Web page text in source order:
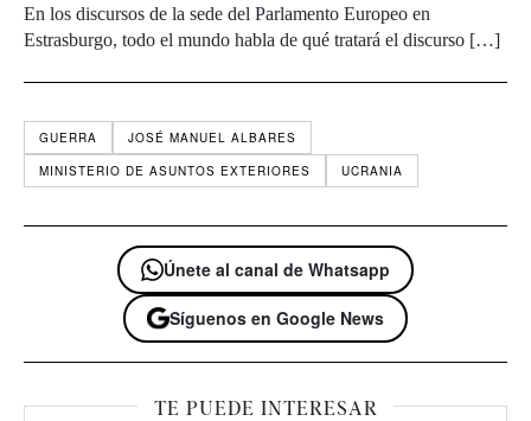
En los discursos de la sede del Parlamento Europeo en
Estrasburgo, todo el mundo habla de qué tratará el discurso […]
GUERRA
JOSÉ MANUEL ALBARES
MINISTERIO DE ASUNTOS EXTERIORES
UCRANIA
Únete al canal de Whatsapp
Síguenos en Google News
TE PUEDE INTERESAR